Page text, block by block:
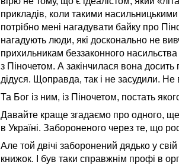
прикладів, коли такими
потрібно мені нагадувати байку про
нагадують люди, які досконально не
прихильникам беззаконного насильства
з Піночетом. А закінчилася вона
дідуся. Щоправда, так і не засудили.
Та Бог із ним, із Піночетом, постать
Давайте краще згадаємо про одного, ще
в Україні. Забороненого через те, що
Але той двічі заборонений дядько у
книжок. І був таки справжнім профі в